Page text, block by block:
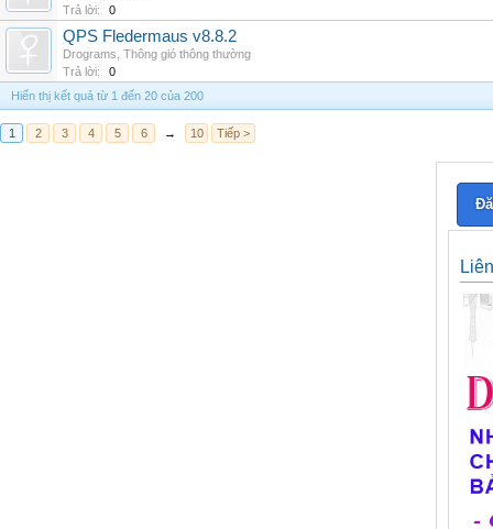
Trả lời:
0
QPS Fledermaus v8.8.2
Drograms Thông gió thông thường
Trả lời:
0
Hiển thị kết quả từ 1 đến 20 của 200
1 2 3 4 5 6 → 10 Tiếp >